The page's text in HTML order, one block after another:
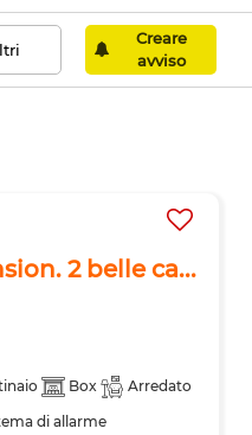
Creare
avviso
2 belle ca...
Box
Arredato
di allarme